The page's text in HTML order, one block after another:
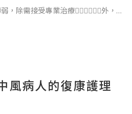
一定空間，座椅必須比使用者的臀
說，坐闊16吋至18吋的主流輪
除需接受專業治療👨🏻‍⚕️👩🏻‍⚕️外，不
的問題「✅點亮✅放大✅分明」。
周圍事物
風病人的復康護理